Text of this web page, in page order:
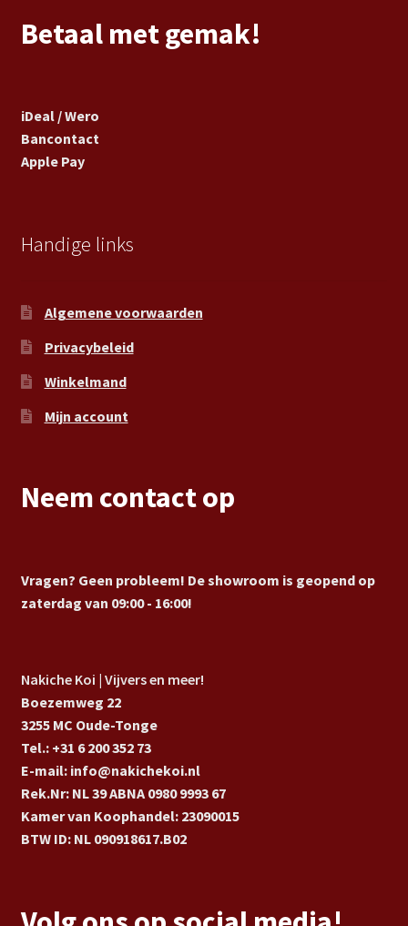
Betaal met gemak!
iDeal / Wero
Bancontact
Apple Pay
Handige links
Algemene voorwaarden
Privacybeleid
Winkelmand
Mijn account
Neem contact op
Vragen? Geen probleem! De showroom is geopend op
zaterdag van 09:00 - 16:00!
Nakiche Koi | Vijvers en meer!
Boezemweg 22
3255 MC Oude-Tonge
Tel.: +31 6 200 352 73
E-mail: info@nakichekoi.nl
Rek.Nr: NL 39 ABNA 0980 9993 67
Kamer van Koophandel: 23090015
BTW ID: NL 090918617.B02